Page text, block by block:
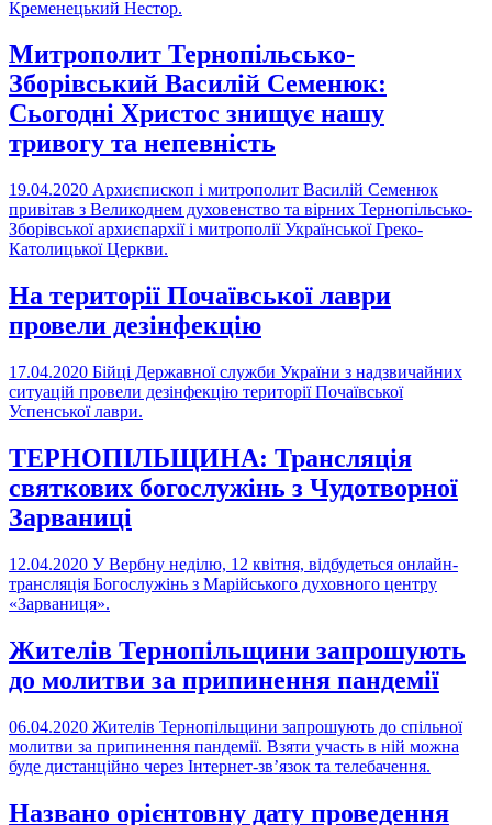
Кременецький Нестор.
Митрополит Тернопільсько-
Зборівський Василій Семенюк:
Сьогодні Христос знищує нашу
тривогу та непевність
19.04.2020 Архиєпископ і митрополит Василій Семенюк
привітав з Великоднем духовенство та вірних Тернопільсько-
Зборівської архиєпархії і митрополії Української Греко-
Католицької Церкви.
На території Почаївської лаври
провели дезінфекцію
17.04.2020 Бійці Державної служби України з надзвичайних
ситуацій провели дезінфекцію території Почаївської
Успенської лаври.
ТЕРНОПІЛЬЩИНА: Трансляція
святкових богослужінь з Чудотворної
Зарваниці
12.04.2020 У Вербну неділю, 12 квітня, відбудеться онлайн-
трансляція Богослужінь з Марійського духовного центру
«Зарваниця».
Жителів Тернопільщини запрошують
до молитви за припинення пандемії
06.04.2020 Жителів Тернопільщини запрошують до спільної
молитви за припинення пандемії. Взяти участь в ній можна
буде дистанційно через Інтернет-зв’язок та телебачення.
Названо орієнтовну дату проведення